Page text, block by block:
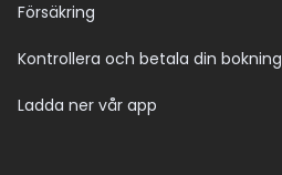
Försäkring
Kontrollera och betala din bokning
Ladda ner vår app